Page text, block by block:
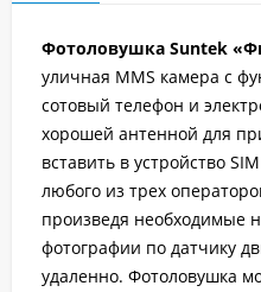
Фотоловушка Suntek
уличная MMS камера с
сотовый телефон и
хорошей антенной для
вставить в устройство
любого из трех
произведя необходимые
фотографии по датчику
удаленно. Фотоловушка